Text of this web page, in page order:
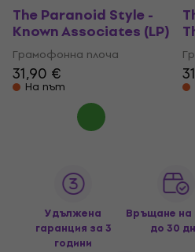
The Paranoid Style -
Known Associates (LP)
Грамофонна плоча
31,90 €
На път
Удължена
гаранция за 3
години
Връщане на
до 30